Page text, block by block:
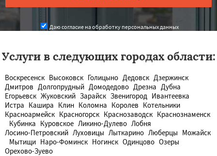
Даю согласие на обработку персональных данных
Услуги в следующих городах области:
Воскресенск Высоковск Голицыно Дедовск Дзержинск
Дмитров Долгопрудный Домодедово Дрезна Дубна
Егорьевск Жуковский Зарайск Звенигород Ивантеевка
Истра Кашира Клин Коломна Королев Котельники
Красноармейск Красногорск Краснозаводск Краснознаменск
Кубинка Куровское Ликино-Дулево Лобня
Лосино-Петровский Луховицы Лыткарино Люберцы Можайск
Мытищи Наро-Фоминск Ногинск Одинцово Озеры
Орехово-Зуево